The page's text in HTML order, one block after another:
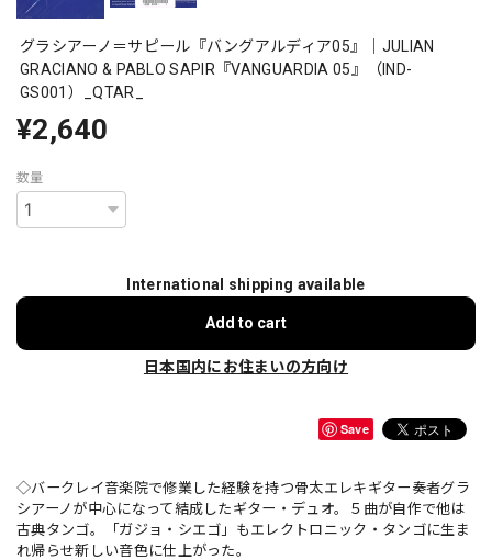
グラシアーノ＝サピール『バングアルディア05』｜JULIAN
GRACIANO & PABLO SAPIR『VANGUARDIA 05』（IND-
GS001）_QTAR_
¥2,640
数量
International shipping available
Add to cart
日本国内にお住まいの方向け
Save
◇バークレイ音楽院で修業した経験を持つ骨太エレキギター奏者グラ
シアーノが中心になって結成したギター・デュオ。５曲が自作で他は
古典タンゴ。「ガジョ・シエゴ」もエレクトロニック・タンゴに生ま
れ帰らせ新しい音色に仕上がった。